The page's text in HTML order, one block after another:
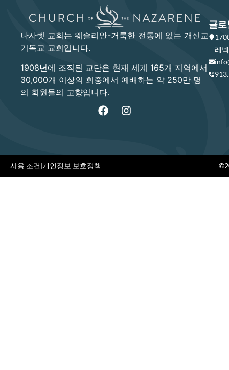
나사렛 교회는 웨슬리안-거룩한 전통에 있는 개신교
기독교 교회입니다.
1908년에 조직된 교단은 현재 세계 165개 지역에서
30,000개 이상의 회중에서 예배하는 약 250만 명
의 회원들의 고향입니다.
글로
레
사용 조건|개인정보 보호정책